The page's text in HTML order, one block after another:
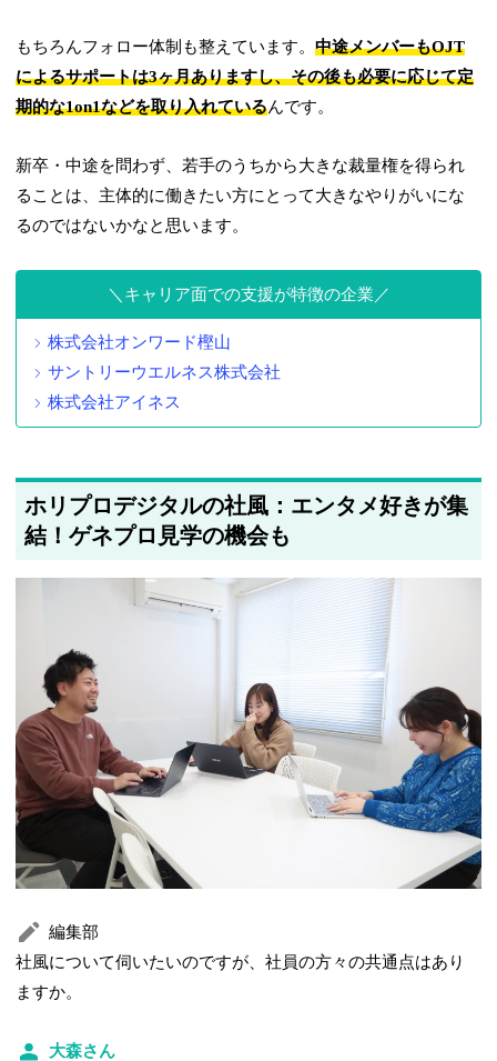
もちろんフォロー体制も整えています。中途メンバーもOJT
によるサポートは3ヶ月ありますし、その後も必要に応じて定
期的な1on1などを取り入れているんです。
新卒・中途を問わず、若手のうちから大きな裁量権を得られ
ることは、主体的に働きたい方にとって大きなやりがいにな
るのではないかなと思います。
キャリア面での支援が特徴の企業
株式会社オンワード樫山
サントリーウエルネス株式会社
株式会社アイネス
ホリプロデジタルの社風：エンタメ好きが集
結！ゲネプロ見学の機会も
編集部
社風について伺いたいのですが、社員の方々の共通点はあり
ますか。
大森さん